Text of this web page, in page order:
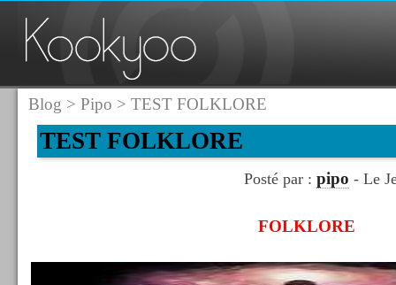
Blog > Pipo > TEST FOLKLORE
TEST FOLKLORE
Posté par : pipo - Le
FOLKLORE